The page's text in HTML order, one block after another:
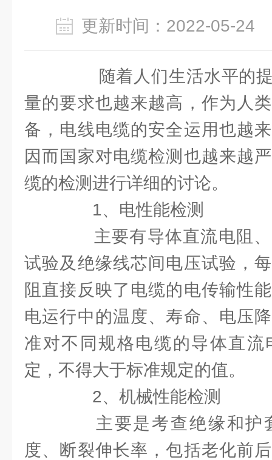
更新时间：2022-05-
随着人们生活水平的提
量的要求也越来越高，作为人
备，电线电缆的安全运用也越
因而国家对电缆检测也越来越
缆的检测进行详细的讨论。
1、电性能检测
主要有导体直流电阻、
试验及绝缘线芯间电压试验，
阻直接反映了电缆的电传输性
电运行中的温度、寿命、电压
准对不同规格电缆的导体直
定，不得大于标准规定的值。
2、机械性能检测
主要是考查绝缘和护
度、断裂伸长率，包括老化前